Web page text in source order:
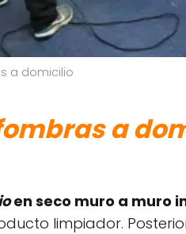
a domicilio
a
en seco muro a muro
limpiador.